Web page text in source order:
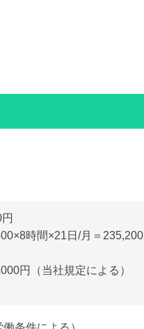
時間×21日/月＝235,200
円（当社規定による）